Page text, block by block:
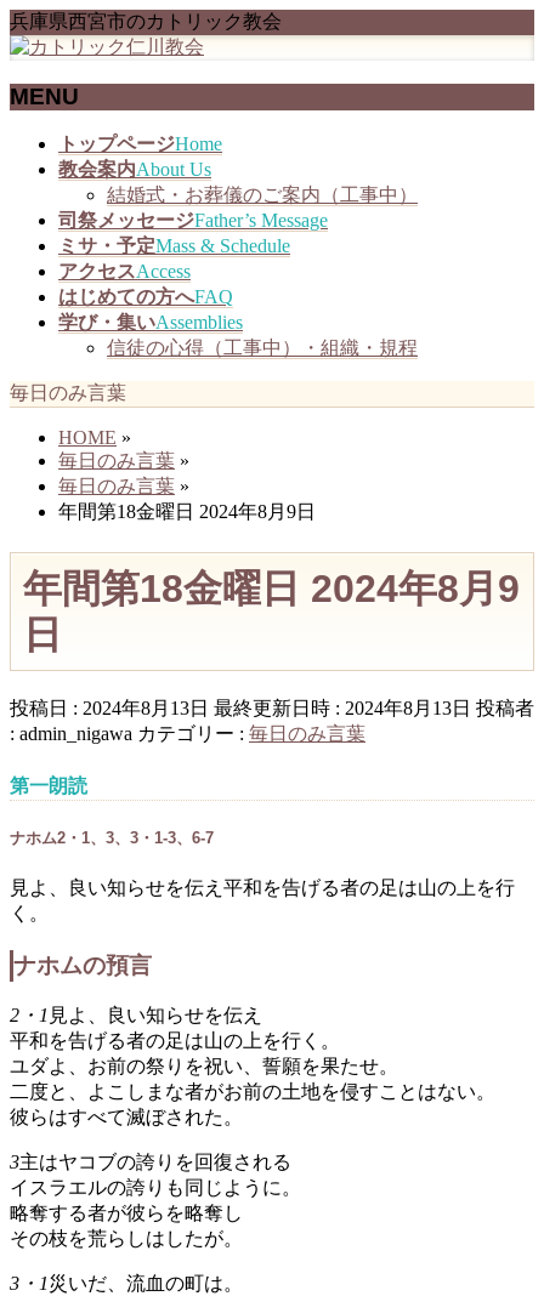
兵庫県西宮市のカトリック教会
MENU
トップページHome
教会案内About Us
結婚式・お葬儀のご案内（工事中）
司祭メッセージFather’s Message
ミサ・予定Mass & Schedule
アクセスAccess
はじめての方へFAQ
学び・集いAssemblies
信徒の心得（工事中）・組織・規程
毎日のみ言葉
HOME »
毎日のみ言葉 »
毎日のみ言葉 »
年間第18金曜日 2024年8月9日
年間第18金曜日 2024年8月9
日
投稿日 : 2024年8月13日 最終更新日時 : 2024年8月13日 投稿者
: admin_nigawa カテゴリー : 毎日のみ言葉
第一朗読
ナホム2・1、3、3・1-3、6-7
見よ、良い知らせを伝え平和を告げる者の足は山の上を行
く。
ナホムの預言
2・1 見よ、良い知らせを伝え
平和を告げる者の足は山の上を行く。
ユダよ、お前の祭りを祝い、誓願を果たせ。
二度と、よこしまな者がお前の土地を侵すことはない。
彼らはすべて滅ぼされた。
3主はヤコブの誇りを回復される
イスラエルの誇りも同じように。
略奪する者が彼らを略奪し
その枝を荒らしはしたが。
3・1災いだ、流血の町は。